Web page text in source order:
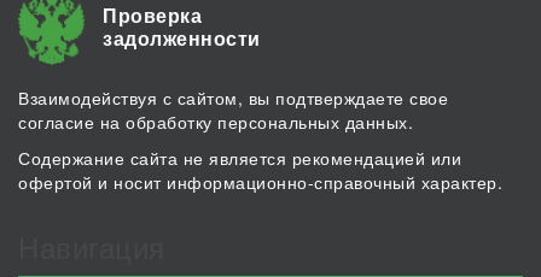
Проверка
задолженности
Взаимодействуя с сайтом, вы подтверждаете свое
согласие на обработку персональных данных.
Содержание сайта не является рекомендацией или
офертой и носит информационно-справочный характер.